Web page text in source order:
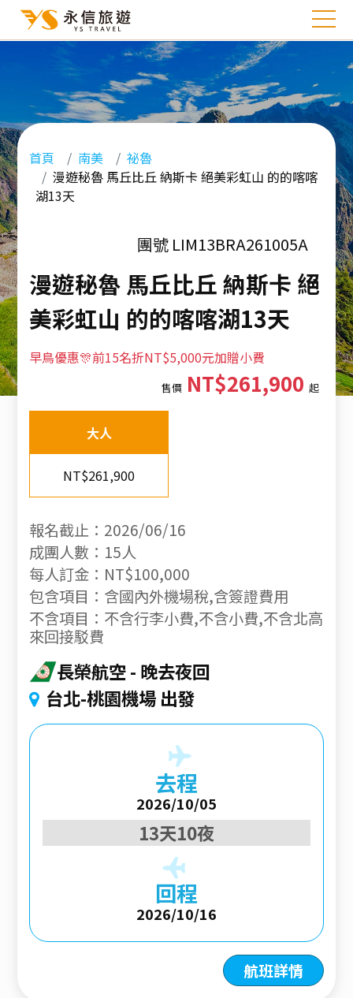
首頁 南美
祕魯
漫遊秘魯 馬丘比丘 納斯卡 絕美彩虹山 的的喀喀
湖13天
團號 LIM13BRA261005A
漫遊秘魯 馬丘比丘 納斯卡 絕
美彩虹山 的的喀喀湖13天
早鳥優惠🎊前15名折NT$5,000元加贈小費
售價NT$261,900 起
大人
NT$261,900
報名截止：2026/06/16
成團人數：15人
每人訂金：NT$100,000
包含項目：含國內外機場稅,含簽證費用
不含項目：不含行李小費,不含小費,不含北高
來回接駁費
長榮航空 晚去夜回
台北-桃園機場 出發
去程
2026/10/05
13天10夜
回程
2026/10/16
航班詳情